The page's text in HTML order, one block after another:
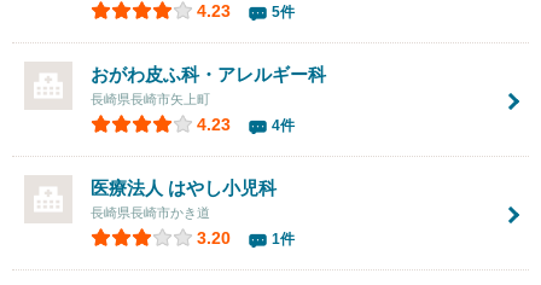
4.23 5件
おがわ皮ふ科・アレルギー科
長崎県長崎市矢上町
4.23 4件
医療法人 はやし小児科
長崎県長崎市かき道
3.20 1件